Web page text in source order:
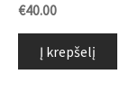
Įvertinimas:
iš
€40.00
Į krepšelį